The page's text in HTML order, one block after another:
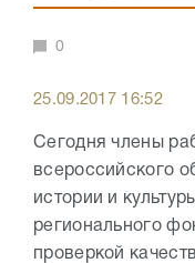
0
25.09.2017 16:52
Сегодня члены
всероссийского
истории и
регионального
проверкой